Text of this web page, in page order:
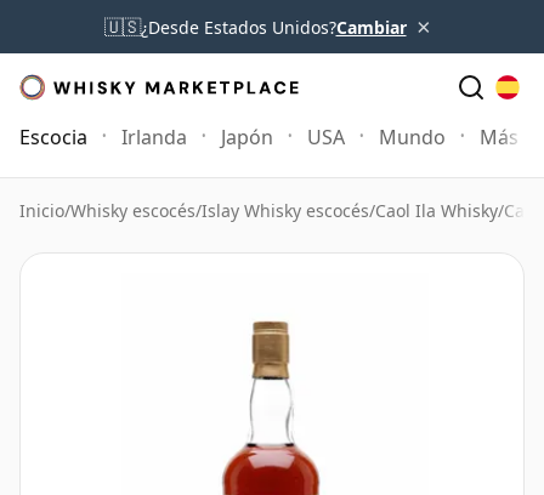
🇺🇸¿Desde Estados Unidos?Cambiar ×
Escocia Irlanda Japón USA Mundo Más
Inicio/Whisky escocés/Islay Whisky escocés/Caol Ila Whisky/